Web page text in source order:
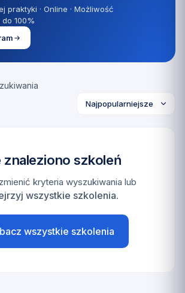
praktyki · Online · Możliwość
100%
znaleziono szkoleń
kryteria wyszukiwania lub
wszystkie szkolenia.
wszystkie szkolenia